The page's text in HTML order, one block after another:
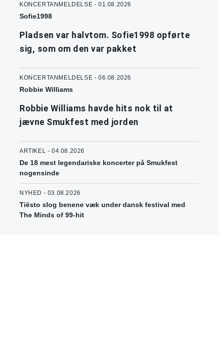
KONCERTANMELDELSE - 01.08.2026
Sofie1998
Pladsen var halvtom. Sofie1998 opførte
sig, som om den var pakket
KONCERTANMELDELSE - 06.08.2026
Robbie Williams
Robbie Williams havde hits nok til at
jævne Smukfest med jorden
ARTIKEL - 04.08.2026
De 18 mest legendariske koncerter på Smukfest
nogensinde
NYHED - 03.08.2026
Tiësto slog benene væk under dansk festival med
The Minds of 99-hit